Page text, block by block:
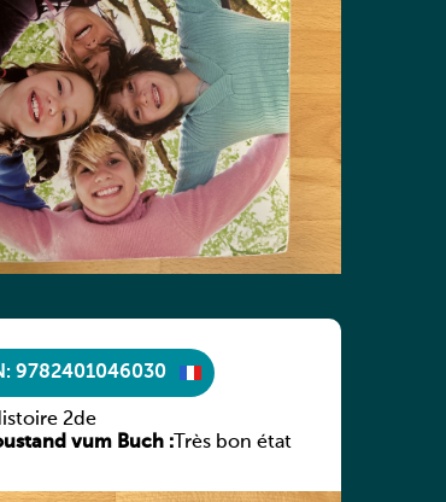
9782401046030
2de
vum Buch :Très bon état